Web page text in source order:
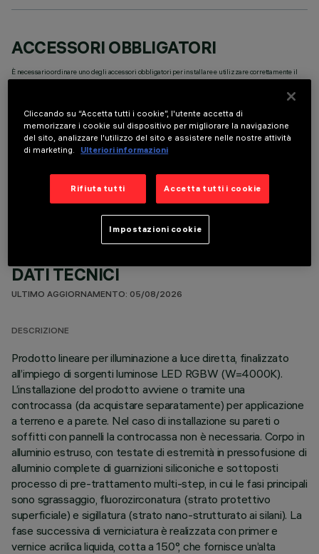
ACCESSORI OBBLIGATORI
È necessario ordinare uno degli accessori obbligatori per installare e utilizzare correttamente il
prodotto:
COMPONENTI OPZIONALI
DATI TECNICI
ULTIMO AGGIORNAMENTO: 05/08/2026
DESCRIZIONE
Prodotto lineare per illuminazione a luce diretta, finalizzato
all’impiego di sorgenti luminose LED RGBW (W=4000K).
L’installazione del prodotto avviene o tramite una
controcassa (da acquistare separatamente) per applicazione
a terreno e a parete. Nel caso di installazione su pareti o
soffitti con pannelli la controcassa non è necessaria. Corpo in
alluminio estruso, con testate di estremità in pressofusione di
alluminio complete di guarnizioni siliconiche e sottoposti
processo di pre-trattamento multi-step, in cui le fasi principali
sono sgrassaggio, fluorozirconatura (strato protettivo
superficiale) e sigillatura (strato nano-strutturato ai silani). La
fase successiva di verniciatura è realizzata con primer e
vernice acrilica liquida, cotta a 150°, che fornisce un’alta
Cliccando su “Accetta tutti i cookie”, l'utente accetta di
memorizzare i cookie sul dispositivo per migliorare la navigazione
del sito, analizzare l'utilizzo del sito e assistere nelle nostre attività
di marketing.
Ulteriori informazioni
Rifiuta tutti Accetta tutti i cookie
Impostazioni cookie